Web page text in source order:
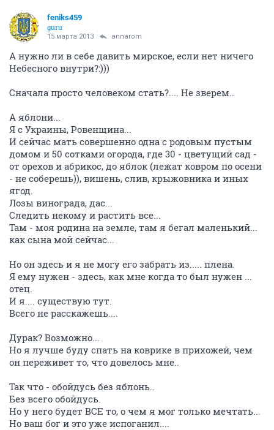
feniks459
guru
15 марта 2013 annarom
А нужно ли в себе давить мирское, если нет ничего
Небесного внутри?:)))
Сначала просто человеком стать?.... Не зверем..
А яблони...
Я с Украины, Ровенщина...
И сейчас мать совершенно одна с родовым пустым
домом и 50 сотками огорода, где 30 - цветущий сад -
от орехов и абрикос, до яблок (лежат ковром по осени
- не соберешь)), вишень, слив, крыжовника и иных
ягод.
Лозы винограда, дас...
Следить некому и растить все...
Там - моя родина на земле, там я бегал маленький...
как сына мой сейчас...
Но он здесь и я не могу его забрать из..... плена.
Я ему нужен - здесь, как мне когда то был нужен ...
отец.
И я.... существую тут.
Всего не расскажешь....
Дурак? Возможно...
Но я лучше буду спать на коврике в прихожей, чем
он переживет то, что довелось мне..
Так что - обойдусь без яблонь..
Без всего обойдусь.
Но у него будет ВСЕ то, о чем я мог только мечтать...
Но ваш бог и это уже испоганил....